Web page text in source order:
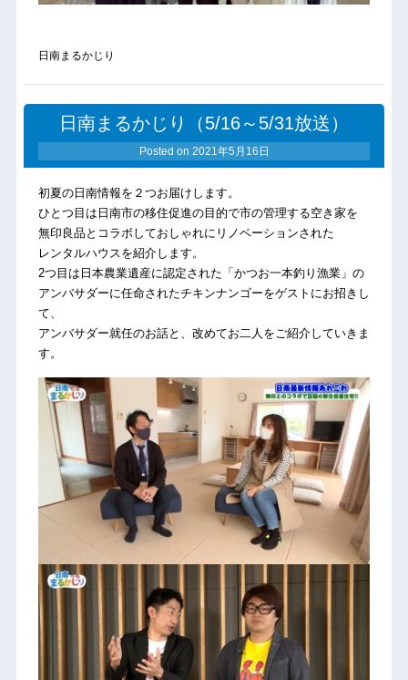
日南まるかじり
日南まるかじり（5/16～5/31放送）
Posted on 2021年5月16日
初夏の日南情報を２つお届けします。
ひとつ目は日南市の移住促進の目的で市の管理する空き家を
無印良品とコラボしておしゃれにリノベーションされた
レンタルハウスを紹介します。
2つ目は日本農業遺産に認定された「かつお一本釣り漁業」の
アンバサダーに任命されたチキンナンゴーをゲストにお招きし
て、
アンバサダー就任のお話と、改めてお二人をご紹介していきま
す。